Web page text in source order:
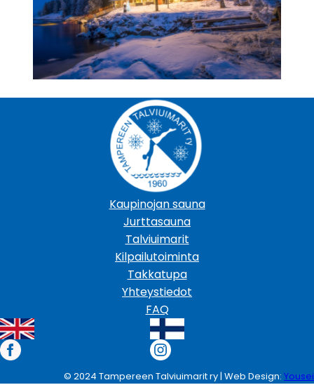
Kaupinojan sauna
Jurttasauna
Talviuimarit
Kilpailutoiminta
Takkatupa
Yhteystiedot
FAQ
© 2024 Tampereen Talviuimarit ry | Web Design: Yousei